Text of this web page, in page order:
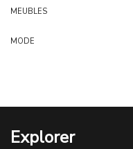
MEUBLES
MODE
Explorer